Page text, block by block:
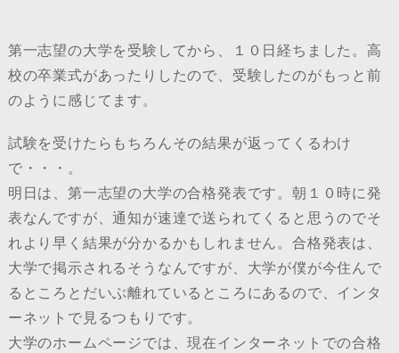
第一志望の大学を受験してから、１０日経ちました。高
校の卒業式があったりしたので、受験したのがもっと前
のように感じてます。
試験を受けたらもちろんその結果が返ってくるわけ
で・・・。
明日は、第一志望の大学の合格発表です。朝１０時に発
表なんですが、通知が速達で送られてくると思うのでそ
れより早く結果が分かるかもしれません。合格発表は、
大学で掲示されるそうなんですが、大学が僕が今住んで
るところとだいぶ離れているところにあるので、インタ
ーネットで見るつもりです。
大学のホームページでは、現在インターネットでの合格